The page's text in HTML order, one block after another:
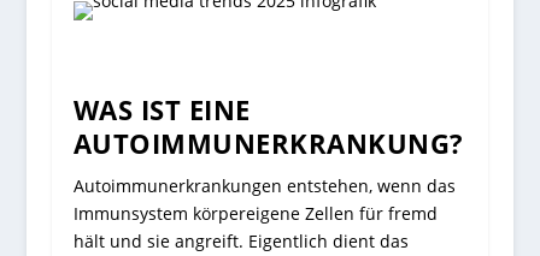
WAS IST EINE
AUTOIMMUNERKRANKUNG?
Autoimmunerkrankungen entstehen, wenn das
Immunsystem körpereigene Zellen für fremd
hält und sie angreift. Eigentlich dient das